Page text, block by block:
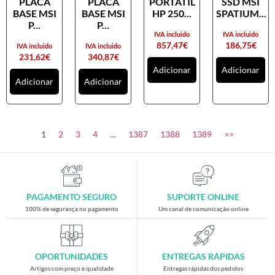
Placas gráficas
SAIS
Ventoínhas
Computadores
All-in-One
Gaming
Acessórios gaming
Cadeiras gaming
Merchandising
BASE MSI
P...
231,62€
IVA incluido
Adicionar
BASE MSI
P...
340,87€
IVA incluido
Adicionar
HP 250...
857,47€
IVA incluido
Adicionar
SPATIUM...
186,75€
IVA incluido
Adicionar
1 2 3 4 … 1387 1388 1389 >>
PAGAMENTO SEGURO
100% de segurança no pagamento
SUPORTE ONLINE
Um canal de comunicação online
OPORTUNIDADES
Artigos com preço e qualidade
ENTREGAS RÁPIDAS
Entregas rápidas dos pedidos